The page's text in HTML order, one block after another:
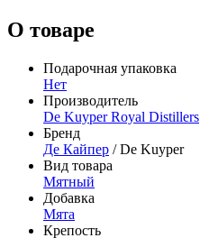
О товаре
Подарочная упаковка
Нет
Производитель
De Kuyper Royal Distillers
Бренд
Де Кайпер / De Kuyper
Вид товара
Мятный
Добавка
Мята
Крепость